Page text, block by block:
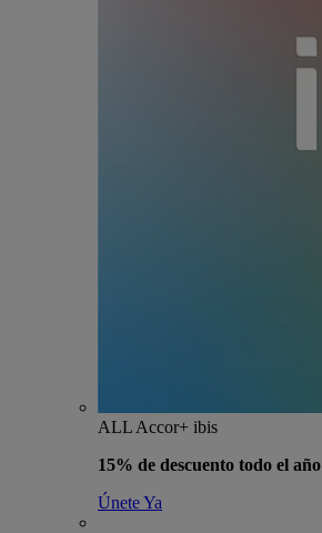
ALL Accor+ ibis
15% de descuento todo el año
Únete Ya